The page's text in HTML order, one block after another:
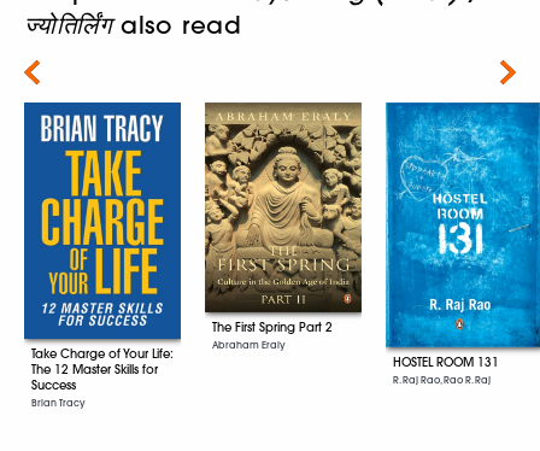
ज्योतिर्लिंगalso read
Take Charge of Your Life:
The 12 Master Skills for
Success
Brian Tracy
The First Spring Part 2
Abraham Eraly
HOSTEL ROOM 131
R. Raj Rao, Rao R. Raj
Next